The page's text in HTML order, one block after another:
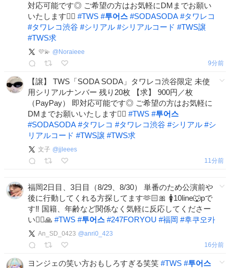
対応可能です◎ ご希望の方はお気軽にDMまでお願い
いたします🙇‍♂️ #TWS #투어스 #SODASODA #タワレコ
#タワレコ渋谷 #シリアル #シリアルコード #TWS譲
#TWS求
💜💫 @ Noraieee
9分前
【譲】 TWS「SODA SODA」タワレコ渋谷限定 未使
用シリアルナンバー 残り20枚 【求】 900円／枚
（PayPay） 即対応可能です◎ ご希望の方はお気軽に
DMまでお願いいたします🙇‍♂️ #TWS #투어스
#SODASODA #タワレコ #タワレコ渋谷 #シリアル #シ
リアルコード #TWS譲 #TWS求
文子 @jjleees
11分前
福岡2日目、3日目（8/29、8/30） 単番のため公演前や
後に行動してくれる方探してます︎🫶🏻🎀 🚺10line🐺pで
す‼️ 国籍、年齢など関係なく気軽に反応してくださー
い🙇‍♀️🙏 #TWS #투어스 #247FORYOU #福岡 #후쿠오카
An_SD_0423 @anri0_423
16分前
ヨンジェの笑い方おもしろすぎる笑笑 #TWS #투어스